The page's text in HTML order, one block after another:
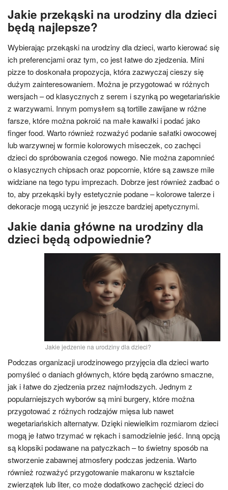
Jakie przekąski na urodziny dla dzieci
będą najlepsze?
Wybierając przekąski na urodziny dla dzieci, warto kierować się
ich preferencjami oraz tym, co jest łatwe do zjedzenia. Mini
pizze to doskonała propozycja, która zazwyczaj cieszy się
dużym zainteresowaniem. Można je przygotować w różnych
wersjach – od klasycznych z serem i szynką po wegetariańskie
z warzywami. Innym pomysłem są tortille zawijane w różne
farsze, które można pokroić na małe kawałki i podać jako
finger food. Warto również rozważyć podanie sałatki owocowej
lub warzywnej w formie kolorowych miseczek, co zachęci
dzieci do spróbowania czegoś nowego. Nie można zapomnieć
o klasycznych chipsach oraz popcornie, które są zawsze mile
widziane na tego typu imprezach. Dobrze jest również zadbać o
to, aby przekąski były estetycznie podane – kolorowe talerze i
dekoracje mogą uczynić je jeszcze bardziej apetycznymi.
Jakie dania główne na urodziny dla
dzieci będą odpowiednie?
Jakie jedzenie na urodziny dla dzieci?
Podczas organizacji urodzinowego przyjęcia dla dzieci warto
pomyśleć o daniach głównych, które będą zarówno smaczne,
jak i łatwe do zjedzenia przez najmłodszych. Jednym z
popularniejszych wyborów są mini burgery, które można
przygotować z różnych rodzajów mięsa lub nawet
wegetariańskich alternatyw. Dzięki niewielkim rozmiarom dzieci
mogą je łatwo trzymać w rękach i samodzielnie jeść. Inną opcją
są klopsiki podawane na patyczkach – to świetny sposób na
stworzenie zabawnej atmosfery podczas jedzenia. Warto
również rozważyć przygotowanie makaronu w kształcie
zwierzątek lub liter, co może dodatkowo zachęcić dzieci do